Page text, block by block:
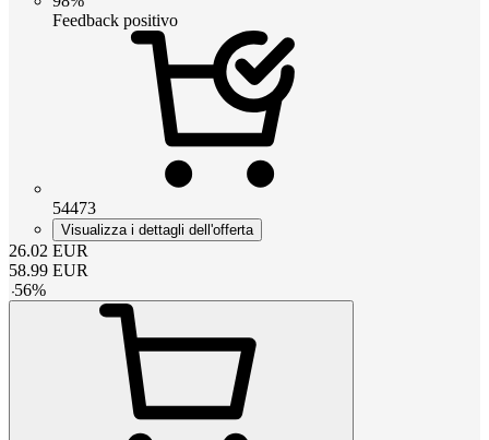
Feedback positivo
54473
Visualizza i dettagli dell'offerta
26.02 EUR
58.99 EUR
-56%